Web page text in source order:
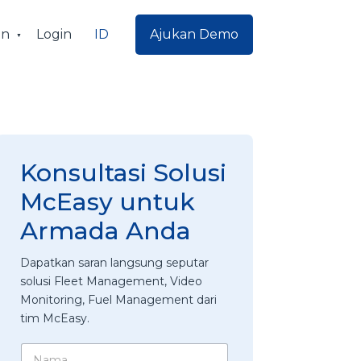
Login ID Ajukan Demo
Konsultasi Solusi
McEasy untuk
Armada Anda
Dapatkan saran langsung seputar
solusi Fleet Management, Video
Monitoring, Fuel Management dari
tim McEasy.
E
N